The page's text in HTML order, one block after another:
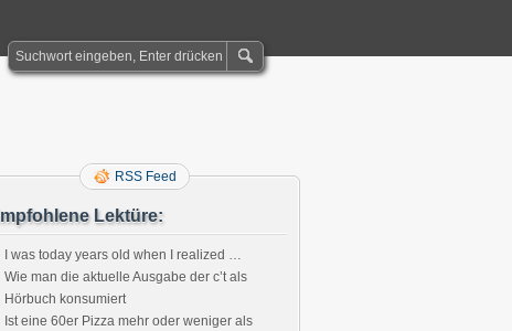
RSS Feed
Lektüre:
I was today years old when I realized …
Wie man die aktuelle Ausgabe der c’t als
Hörbuch konsumiert
Ist eine 60er Pizza mehr oder weniger als